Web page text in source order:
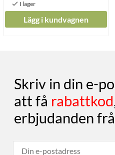
Lägg i kundvagnen
Skriv in din e-
att få rabattkod
erbjudanden